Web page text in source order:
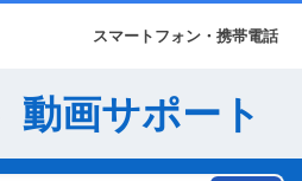
スマートフォン・携帯電話
動画サポート